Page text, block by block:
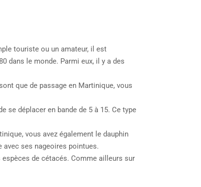
touriste ou un amateur, il est
dans le monde. Parmi eux, il y a des
que de passage en Martinique, vous
se déplacer en bande de 5 à 15. Ce type
vous avez également le dauphin
avec ses nageoires pointues.
espèces de cétacés. Comme ailleurs sur